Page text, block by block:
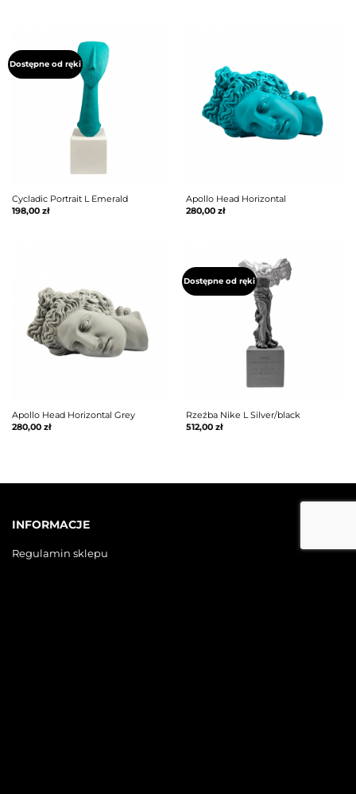
Dostępne od ręki
Cycladic Portrait L Emerald
198,00 zł
Apollo Head Horizontal
280,00 zł
Apollo Head Horizontal Grey
280,00 zł
Dostępne od ręki
Rzeźba Nike L Silver/black
512,00 zł
INFORMACJE
Regulamin sklepu